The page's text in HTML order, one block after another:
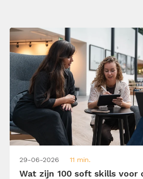
29-06-2026 11 min.
Wat zijn 100 soft skills voor